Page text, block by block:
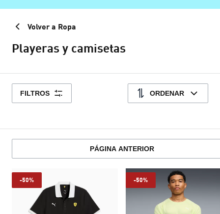
Volver a Ropa
Playeras y camisetas
FILTROS ORDENAR
PÁGINA ANTERIOR
-50% -50%